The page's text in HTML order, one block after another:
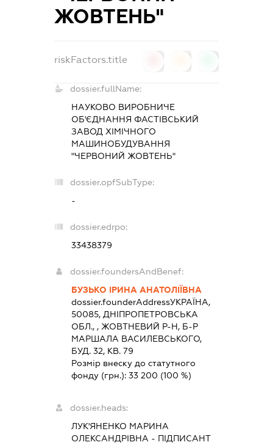
ЖОВТЕНЬ"
riskFactors.title
dossier.fullName:
НАУКОВО ВИРОБНИЧЕ
ОБ'ЄДНАННЯ ФАСТІВСЬКИЙ
ЗАВОД ХІМІЧНОГО
МАШИНОБУДУВАННЯ
"ЧЕРВОНИЙ ЖОВТЕНЬ"
dossier.opfSubType:
-
dossier.edrpo:
33438379
dossier.foundersAndBenef:
БУЗЬКО ІРИНА АНАТОЛІЇВНА
dossier.founderAddressУКРАЇНА,
50085, ДНIПРОПЕТРОВСЬКА
ОБЛ., , ЖОВТНЕВИЙ Р-Н, Б-Р
МАРШАЛА ВАСИЛЕВСЬКОГО,
БУД. 32, КВ. 79
Розмір внеску до статутного
фонду (грн.):33 200 (100 %)
dossier.heads:
ЛУК'ЯНЕНКО МАРИНА
ОЛЕКСАНДРІВНА - ПІДПИСАНТ